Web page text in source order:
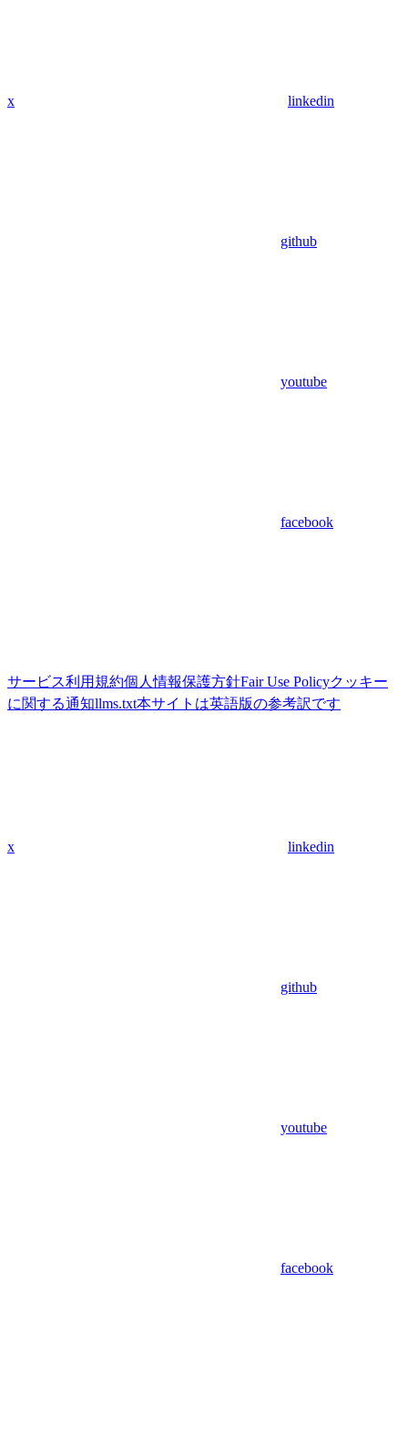
x linkedin
github
youtube
facebook
サービス利用規約個人情報保護方針Fair Use Policyクッキー
に関する通知llms.txt本サイトは英語版の参考訳です
x linkedin
github
youtube
facebook